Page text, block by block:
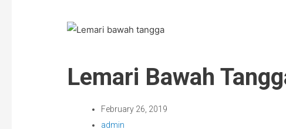
Lemari Bawah
February 26, 2019
admin